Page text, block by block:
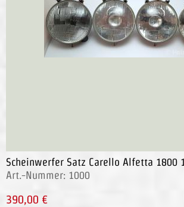
Scheinwerfer Satz Carello Alfetta 1800
Art.-Nummer: 1000
390,00 €